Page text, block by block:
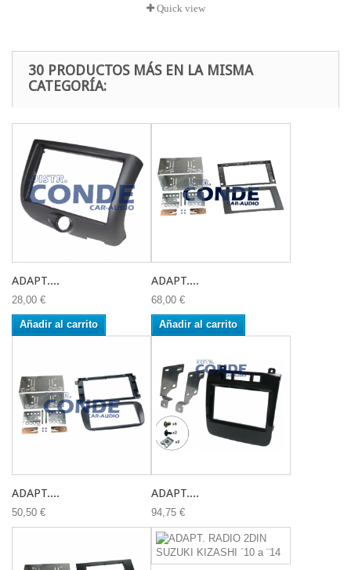
Quick view
30 PRODUCTOS MÁS EN LA MISMA
CATEGORÍA:
ADAPT....
28,00 €
Añadir al carrito
ADAPT....
68,00 €
Añadir al carrito
ADAPT....
50,50 €
ADAPT....
94,75 €